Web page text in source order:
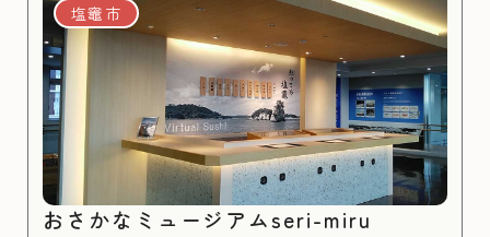
塩竈市
おさかなミュージアムseri-miru